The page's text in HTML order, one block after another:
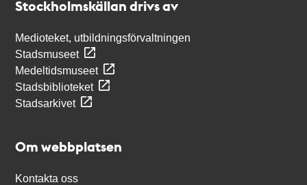
Stockholmskällan drivs av
Medioteket, utbildningsförvaltningen
Stadsmuseet
Medeltidsmuseet
Stadsbiblioteket
Stadsarkivet
Om webbplatsen
Kontakta oss